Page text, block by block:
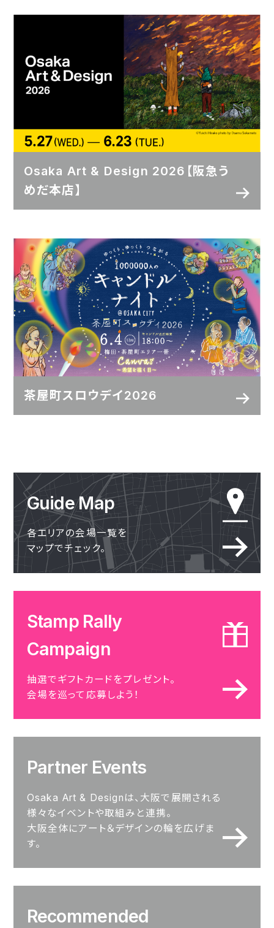
Osaka Art & Design 2026【阪急う
めだ本店】
茶屋町スロウデイ2026
Guide Map
各エリアの会場一覧を
マップでチェック。
Stamp Rally
Campaign
抽選でギフトカードをプレゼント。
会場を巡って応募しよう！
Partner Events
Osaka Art & Designは、大阪で展開される
様々なイベントや取組みと連携。
大阪全体にアート＆デザインの輪を広げま
す。
Recommended